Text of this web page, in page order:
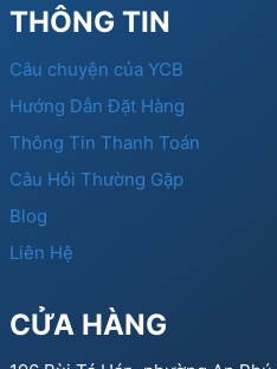
THÔNG TIN
Câu chuyện của YCB
Hướng Dẫn Đặt Hàng
Thông Tin Thanh Toán
Câu Hỏi Thường Gặp
Blog
Liên Hệ
CỬA HÀNG